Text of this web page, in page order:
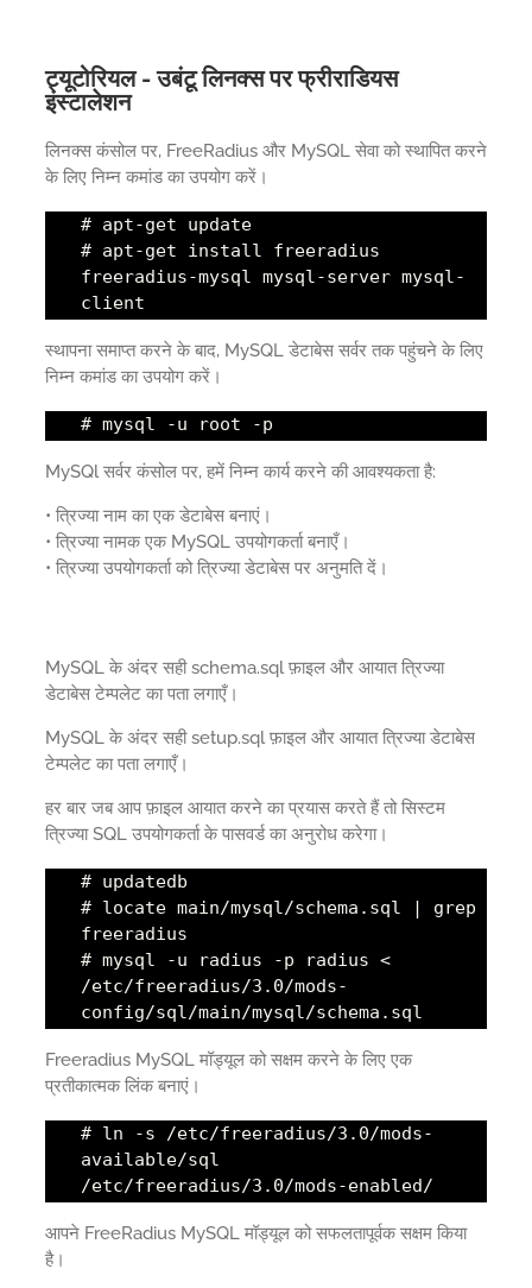
ट्यूटोरियल - उबंटू लिनक्स पर फ्रीराडियस
इंस्टालेशन
लिनक्स कंसोल पर, FreeRadius और MySQL सेवा को स्थापित करने
के लिए निम्न कमांड का उपयोग करें।
# apt-get update
# apt-get install freeradius
freeradius-mysql mysql-server mysql-
client
स्थापना समाप्त करने के बाद, MySQL डेटाबेस सर्वर तक पहुंचने के लिए
निम्न कमांड का उपयोग करें।
# mysql -u root -p
MySQl सर्वर कंसोल पर, हमें निम्न कार्य करने की आवश्यकता है:
• त्रिज्या नाम का एक डेटाबेस बनाएं।
• त्रिज्या नामक एक MySQL उपयोगकर्ता बनाएँ।
• त्रिज्या उपयोगकर्ता को त्रिज्या डेटाबेस पर अनुमति दें।
MySQL के अंदर सही schema.sql फ़ाइल और आयात त्रिज्या
डेटाबेस टेम्पलेट का पता लगाएँ।
MySQL के अंदर सही setup.sql फ़ाइल और आयात त्रिज्या डेटाबेस
टेम्पलेट का पता लगाएँ।
हर बार जब आप फ़ाइल आयात करने का प्रयास करते हैं तो सिस्टम
त्रिज्या SQL उपयोगकर्ता के पासवर्ड का अनुरोध करेगा।
# updatedb
# locate main/mysql/schema.sql | grep
freeradius
# mysql -u radius -p radius <
/etc/freeradius/3.0/mods-
config/sql/main/mysql/schema.sql
Freeradius MySQL मॉड्यूल को सक्षम करने के लिए एक
प्रतीकात्मक लिंक बनाएं।
# ln -s /etc/freeradius/3.0/mods-
available/sql
/etc/freeradius/3.0/mods-enabled/
आपने FreeRadius MySQL मॉड्यूल को सफलतापूर्वक सक्षम किया
है।